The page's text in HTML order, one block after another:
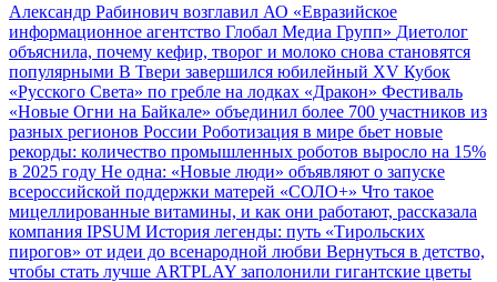
Александр Рабинович возглавил АО «Евразийское
информационное агентство Глобал Медиа Групп» Диетолог
объяснила, почему кефир, творог и молоко снова становятся
популярными В Твери завершился юбилейный XV Кубок
«Русского Света» по гребле на лодках «Дракон» Фестиваль
«Новые Огни на Байкале» объединил более 700 участников из
разных регионов России Роботизация в мире бьет новые
рекорды: количество промышленных роботов выросло на 15%
в 2025 году Не одна: «Новые люди» объявляют о запуске
всероссийской поддержки матерей «СОЛО+» Что такое
мицеллированные витамины, и как они работают, рассказала
компания IPSUM История легенды: путь «Тирольских
пирогов» от идеи до всенародной любви Вернуться в детство,
чтобы стать лучше ARTPLAY заполонили гигантские цветы